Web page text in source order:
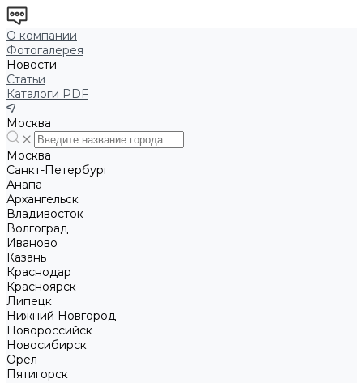
О компании
Фотогалерея
Новости
Статьи
Каталоги PDF
Москва
Москва
Санкт-Петербург
Анапа
Архангельск
Владивосток
Волгоград
Иваново
Казань
Краснодар
Красноярск
Липецк
Нижний Новгород
Новороссийск
Новосибирск
Орёл
Пятигорск